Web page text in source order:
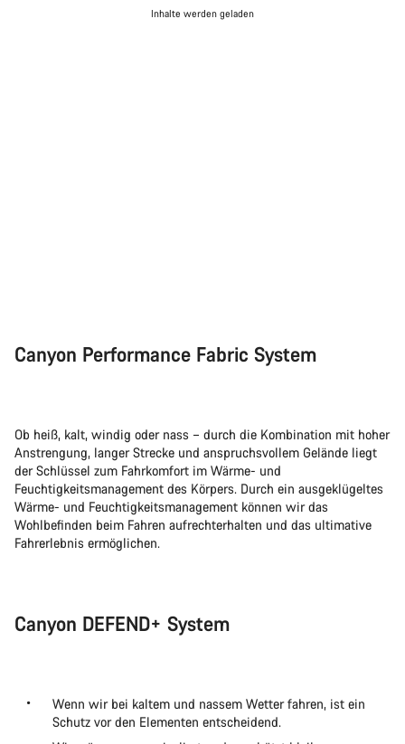
Inhalte werden geladen
Canyon Performance Fabric System
Ob heiß, kalt, windig oder nass – durch die Kombination mit hoher
Anstrengung, langer Strecke und anspruchsvollem Gelände liegt
der Schlüssel zum Fahrkomfort im Wärme- und
Feuchtigkeitsmanagement des Körpers. Durch ein ausgeklügeltes
Wärme- und Feuchtigkeitsmanagement können wir das
Wohlbefinden beim Fahren aufrechterhalten und das ultimative
Fahrerlebnis ermöglichen.
Canyon DEFEND+ System
Wenn wir bei kaltem und nassem Wetter fahren, ist ein
Schutz vor den Elementen entscheidend.